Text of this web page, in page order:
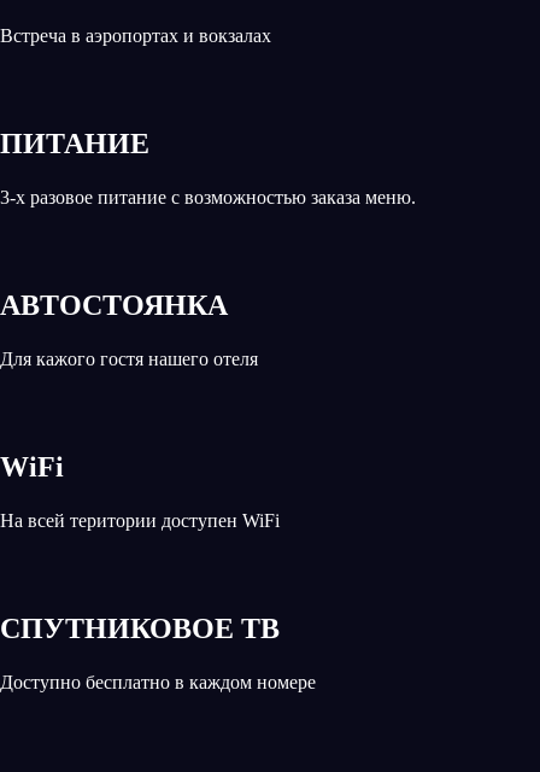
Встреча в аэропортах и вокзалах
ПИТАНИЕ
3-х разовое питание с возможностью заказа меню.
АВТОСТОЯНКА
Для кажого гостя нашего отеля
WiFi
На всей територии доступен WiFi
СПУТНИКОВОЕ ТВ
Доступно бесплатно в каждом номере